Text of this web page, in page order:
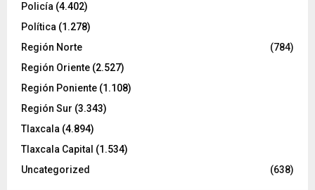
Policía (4.402)
Política (1.278)
Región Norte
(784)
Región Oriente (2.527)
Región Poniente (1.108)
Región Sur (3.343)
Tlaxcala (4.894)
Tlaxcala Capital (1.534)
Uncategorized
(638)